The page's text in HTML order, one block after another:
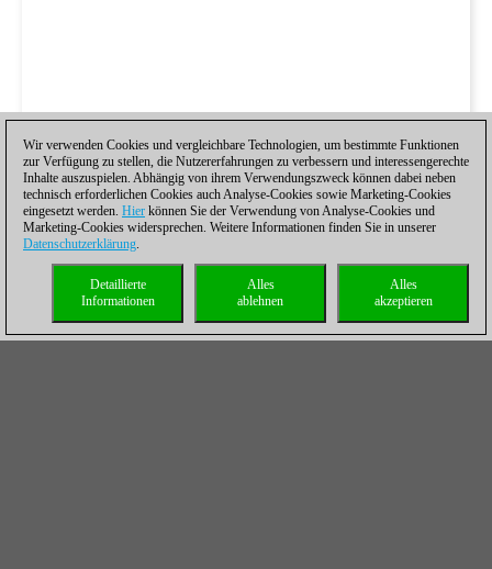
Wir verwenden Cookies und vergleichbare Technologien, um bestimmte Funktionen
zur Verfügung zu stellen, die Nutzererfahrungen zu verbessern und interessengerechte
Inhalte auszuspielen. Abhängig von ihrem Verwendungszweck können dabei neben
technisch erforderlichen Cookies auch Analyse-Cookies sowie Marketing-Cookies
eingesetzt werden. Hier können Sie der Verwendung von Analyse-Cookies und
Marketing-Cookies widersprechen. Weitere Informationen finden Sie in unserer
Datenschutzerklärung.
Alles
akzeptieren
Alles
ablehnen
Detaillierte
Informationen